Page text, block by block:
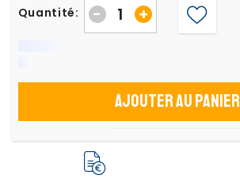
Quantité: +
-
Ajouter au panier